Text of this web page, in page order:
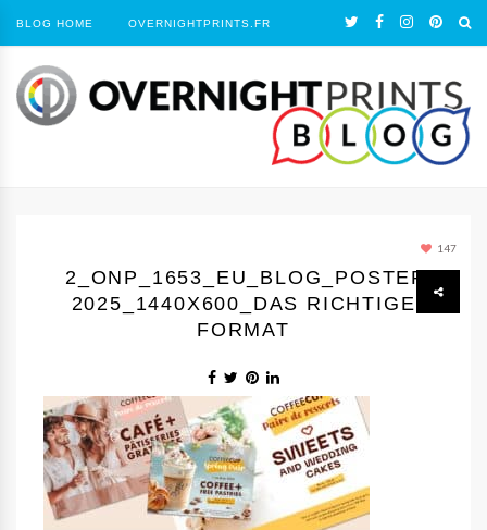
BLOG HOME OVERNIGHTPRINTS.FR
147
2_ONP_1653_EU_BLOG_POSTER
2025_1440Х600_DAS RICHTIGE
FORMAT